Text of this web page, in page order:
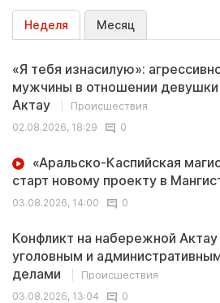
Неделя Месяц
«Я тебя изнасилую»:
мужчины в отношении девушки
Актау
Происшествия
02.08.2026, 18:29
0
«Аральско-Каспийская
старт новому проекту в
03.08.2026, 14:00
0
Конфликт на набережной Актау
уголовным и
делами
Происшествия
03.08.2026, 13:04
0